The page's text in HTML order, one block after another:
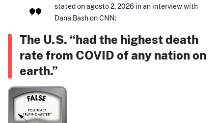
stated on agosto 2, 2026 in an interview with
Dana Bash on CNN:
The U.S. “had the highest death
rate from COVID of any nation on
earth.”